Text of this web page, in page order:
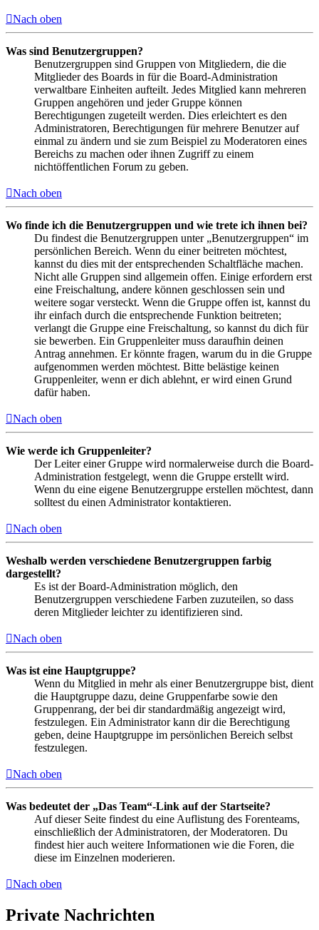
Nach oben
Was sind Benutzergruppen?
Benutzergruppen sind Gruppen von Mitgliedern, die die
Mitglieder des Boards in für die Board-Administration
verwaltbare Einheiten aufteilt. Jedes Mitglied kann mehreren
Gruppen angehören und jeder Gruppe können
Berechtigungen zugeteilt werden. Dies erleichtert es den
Administratoren, Berechtigungen für mehrere Benutzer auf
einmal zu ändern und sie zum Beispiel zu Moderatoren eines
Bereichs zu machen oder ihnen Zugriff zu einem
nichtöffentlichen Forum zu geben.
Nach oben
Wo finde ich die Benutzergruppen und wie trete ich ihnen bei?
Du findest die Benutzergruppen unter „Benutzergruppen“ im
persönlichen Bereich. Wenn du einer beitreten möchtest,
kannst du dies mit der entsprechenden Schaltfläche machen.
Nicht alle Gruppen sind allgemein offen. Einige erfordern erst
eine Freischaltung, andere können geschlossen sein und
weitere sogar versteckt. Wenn die Gruppe offen ist, kannst du
ihr einfach durch die entsprechende Funktion beitreten;
verlangt die Gruppe eine Freischaltung, so kannst du dich für
sie bewerben. Ein Gruppenleiter muss daraufhin deinen
Antrag annehmen. Er könnte fragen, warum du in die Gruppe
aufgenommen werden möchtest. Bitte belästige keinen
Gruppenleiter, wenn er dich ablehnt, er wird einen Grund
dafür haben.
Nach oben
Wie werde ich Gruppenleiter?
Der Leiter einer Gruppe wird normalerweise durch die Board-
Administration festgelegt, wenn die Gruppe erstellt wird.
Wenn du eine eigene Benutzergruppe erstellen möchtest, dann
solltest du einen Administrator kontaktieren.
Nach oben
Weshalb werden verschiedene Benutzergruppen farbig
dargestellt?
Es ist der Board-Administration möglich, den
Benutzergruppen verschiedene Farben zuzuteilen, so dass
deren Mitglieder leichter zu identifizieren sind.
Nach oben
Was ist eine Hauptgruppe?
Wenn du Mitglied in mehr als einer Benutzergruppe bist, dient
die Hauptgruppe dazu, deine Gruppenfarbe sowie den
Gruppenrang, der bei dir standardmäßig angezeigt wird,
festzulegen. Ein Administrator kann dir die Berechtigung
geben, deine Hauptgruppe im persönlichen Bereich selbst
festzulegen.
Nach oben
Was bedeutet der „Das Team“-Link auf der Startseite?
Auf dieser Seite findest du eine Auflistung des Forenteams,
einschließlich der Administratoren, der Moderatoren. Du
findest hier auch weitere Informationen wie die Foren, die
diese im Einzelnen moderieren.
Nach oben
Private Nachrichten